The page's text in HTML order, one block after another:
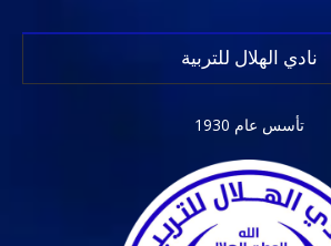
نادي الهلال للتربية
تأسس عام 1930